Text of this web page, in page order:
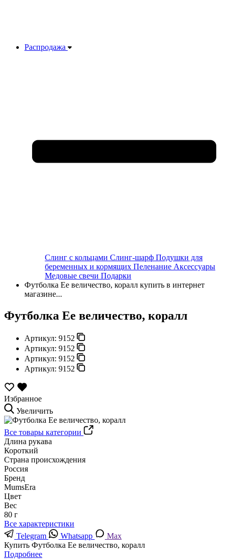
Распродажа
Слинг с кольцами Слинг-шарф Подушки для
беременных и кормящих Пеленание Аксессуары
Медовые свечи Подарки
Футболка Ее величество, коралл купить в интернет
магазине...
Футболка Ее величество, коралл
Артикул: 9152
Артикул: 9152
Артикул: 9152
Артикул: 9152
Избранное
Увеличить
Все товары категории
Длина рукава
Короткий
Страна происхождения
Россия
Бренд
MumsEra
Цвет
Вес
80 г
Все характеристики
Telegram
Whatsapp
Max
Купить Футболка Ее величество, коралл
Подробнее